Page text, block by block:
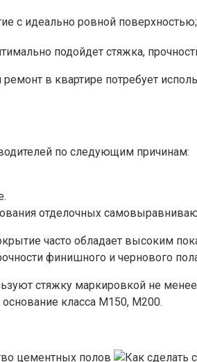
с идеально ровной
подойдет стяжка,
в квартире потребует
по следующим причинам:
отделочных
часто обладает высоким
финишного и чернового
стяжку маркировкой не
класса М150, М200.